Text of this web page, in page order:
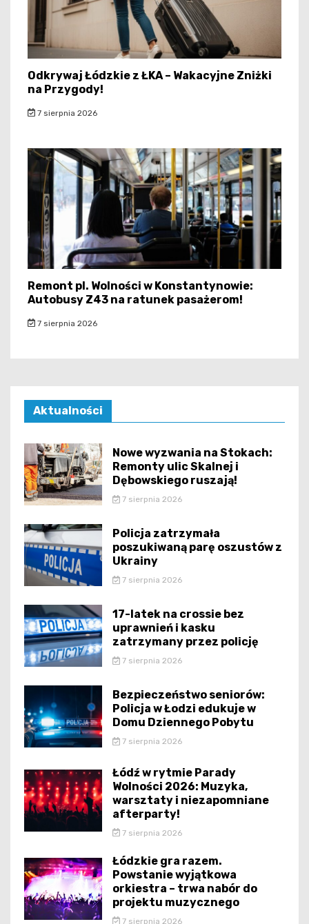
Odkrywaj Łódzkie z ŁKA – Wakacyjne Zniżki
na Przygody!
7 sierpnia 2026
Remont pl. Wolności w Konstantynowie:
Autobusy Z43 na ratunek pasażerom!
7 sierpnia 2026
Aktualności
Nowe wyzwania na Stokach:
Remonty ulic Skalnej i
Dębowskiego ruszają!
7 sierpnia 2026
Policja zatrzymała
poszukiwaną parę oszustów z
Ukrainy
7 sierpnia 2026
17-latek na crossie bez
uprawnień i kasku
zatrzymany przez policję
7 sierpnia 2026
Bezpieczeństwo seniorów:
Policja w Łodzi edukuje w
Domu Dziennego Pobytu
7 sierpnia 2026
Łódź w rytmie Parady
Wolności 2026: Muzyka,
warsztaty i niezapomniane
afterparty!
7 sierpnia 2026
Łódzkie gra razem.
Powstanie wyjątkowa
orkiestra – trwa nabór do
projektu muzycznego
7 sierpnia 2026